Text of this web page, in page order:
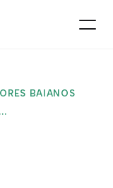
BAIANOS